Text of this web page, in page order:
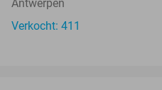
Antwerpen
Verkocht: 411